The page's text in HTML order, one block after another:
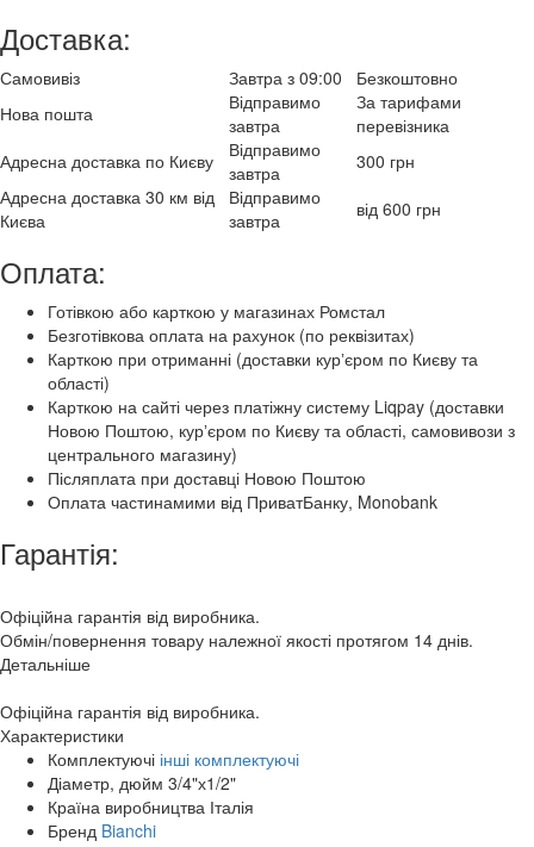
Доставка:
Самовивіз Завтра з 09:00
Безкоштовно
Нова пошта
Відправимо
завтра
За тарифами
перевізника
Адресна доставка по Києву
Відправимо
завтра
300 грн
Адресна доставка 30 км від
Києва
Відправимо
завтра
від 600 грн
Оплата:
Готівкою або карткою у магазинах Ромстал
Безготівкова оплата на рахунок (по реквізитах)
Карткою при отриманні (доставки курʼєром по Києву та
області)
Карткою на сайті через платіжну систему Liqpay (доставки
Новою Поштою, курʼєром по Києву та області, самовивози з
центрального магазину)
Післяплата при доставці Новою Поштою
Оплата частинамими від ПриватБанку, Monobank
Гарантія:
Офіційна гарантія від виробника.
Обмін/повернення товару належної якості протягом 14 днів.
Детальніше
Офіційна гарантія від виробника.
Характеристики
Комплектуючі інші комплектуючі
Діаметр, дюйм 3/4"х1/2"
Країна виробництва Італія
Бренд Bianchi